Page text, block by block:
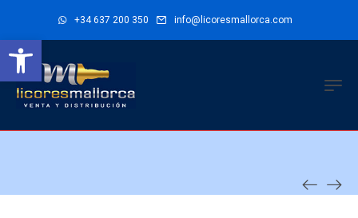
Abrir barra de herramientas
+34 637 200 350 info@licoresmallorca.com